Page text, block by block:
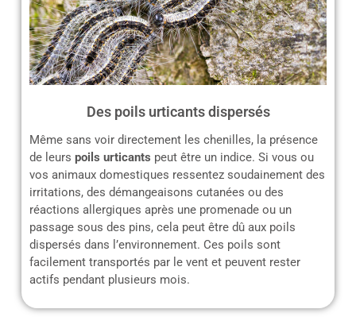
Des poils urticants dispersés
Même sans voir directement les chenilles, la présence
de leurs poils urticants peut être un indice. Si vous ou
vos animaux domestiques ressentez soudainement des
irritations, des démangeaisons cutanées ou des
réactions allergiques après une promenade ou un
passage sous des pins, cela peut être dû aux poils
dispersés dans l’environnement. Ces poils sont
facilement transportés par le vent et peuvent rester
actifs pendant plusieurs mois.